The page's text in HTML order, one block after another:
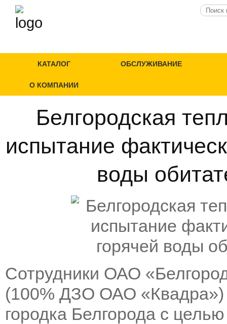
КАТАЛОГ ОБСЛУЖИВАНИЕ
О КОМПАНИИ
Белгородская
испытание
воды
Сотрудники ОАО
(100% ДЗО ОАО «Квадра»)
городка Белгорода с